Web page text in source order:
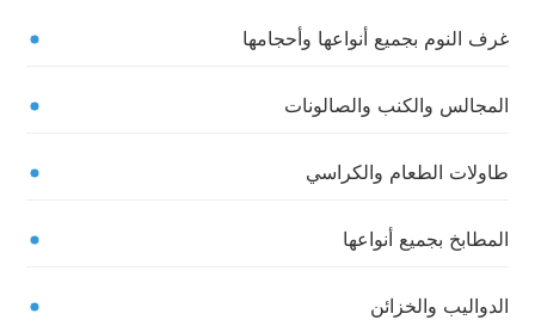
غرف النوم بجميع أنواعها وأحجامها
المجالس والكنب والصالونات
طاولات الطعام والكراسي
المطابخ بجميع أنواعها
الدواليب والخزائن